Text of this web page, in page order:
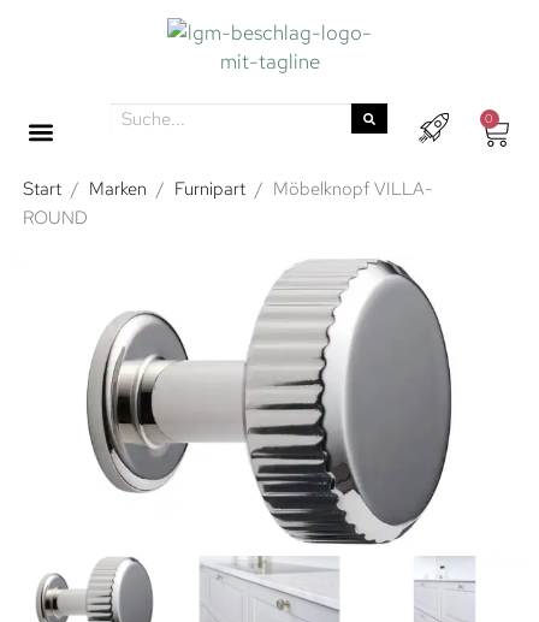
0
Start / Marken / Furnipart / Möbelknopf VILLA-
ROUND